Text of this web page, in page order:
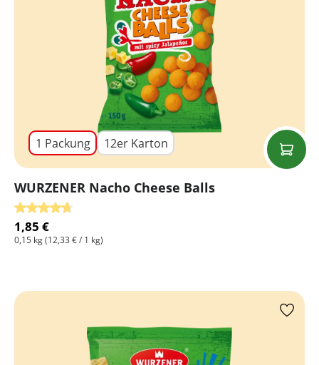
1 Packung 12er Karton
WURZENER Nacho Cheese Balls
Durchschnittliche Bewertung von 4.67 von 5 Sternen
1,85 €
0,15 kg(12,33 € / 1 kg)